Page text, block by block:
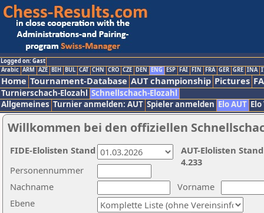
Logged on: Gast
Arabic ARM AZE BIH BUL CAT CHN CRO CZE DEN ENG ESP FAI FIN FRA GER GRE INA
Home Tournament-Database AUT championship Pictures
Turnierschach-Elozahl Schnellschach-Elozahl
Allgemeines Turnier anmelden: AUT Spieler anmelden Elo AUT
Willkommen bei den offiziellen
Nachname
Vorname
Ebene
Personennummer
AUT-Elolisten
4.233
FIDE-Elolisten Stand